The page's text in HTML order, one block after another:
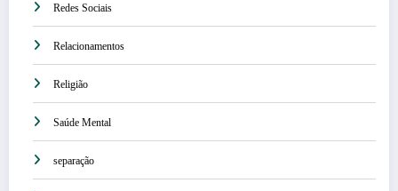
Redes Sociais
Relacionamentos
Religião
Saúde Mental
separação